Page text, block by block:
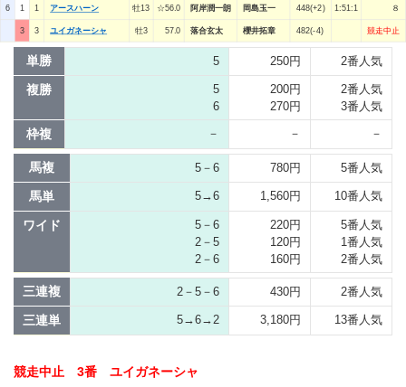
6 1 1 アースハーン 牡13 ☆56.0 阿岸潤一朗 岡島玉一 448(+2) 1:51:1 ８
3 3 ユイガネーシャ 牡3 57.0 落合玄太 櫻井拓章 482(-4) 競走中止
単勝 5 250円 2番人気
複勝
5
6
200円
270円
2番人気
3番人気
枠複 － － －
馬複 5－6 780円 5番人気
馬単 5→6 1,560円 10番人気
ワイド
5－6
2－5
2－6
220円
120円
160円
5番人気
1番人気
2番人気
三連複 2－5－6 430円 2番人気
三連単 5→6→2 3,180円 13番人気
競走中止 3番 ユイガネーシャ